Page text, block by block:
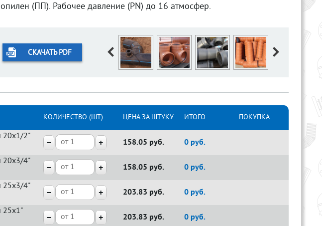
(ПП). Рабочее давление (PN) до 16 атмосфер.
СКАЧАТЬ PDF
КОЛИЧЕСТВО (ШТ) ЦЕНА ЗА ШТУКУ ИТОГО ПОКУПКА
20x1/2"
158.05 руб. 0 руб.
20x3/4"
158.05 руб. 0 руб.
25x3/4"
203.83 руб. 0 руб.
25x1"
203.83 руб. 0 руб.